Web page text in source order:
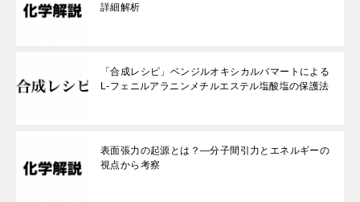
詳細解析
「合成レシピ」ベンジルオキシカルバマートによる
L-フェニルアラニンメチルエステル塩酸塩の保護法
表面張力の起源とは？—分子間引力とエネルギーの
視点から考察